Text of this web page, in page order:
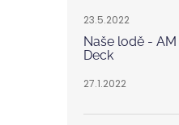
23.5.2022
Naše lodě -
Deck
27.1.2022